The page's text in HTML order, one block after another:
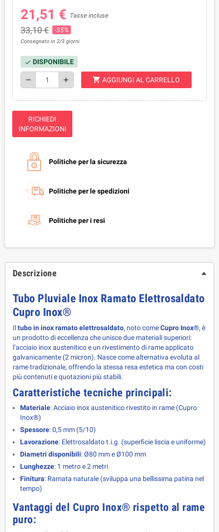
21,51 € Tasse incluse
33,10 € -35%
Consegnato in 2/3 giorni
check DISPONIBILE
remove add shopping_cart AGGIUNGI AL CARRELLO
RICHIEDI
INFORMAZIONI
Politiche per la sicurezza
Politiche per le spedizioni
Politiche per i resi
Descrizione
Tubo Pluviale Inox Ramato Elettrosaldato
Cupro Inox®
Il tubo in inox ramato elettrosaldato, noto come Cupro Inox®, è
un prodotto di eccellenza che unisce due materiali superiori:
l’acciaio inox austenitico e un rivestimento di rame applicato
galvanicamente (2 micron). Nasce come alternativa evoluta al
rame tradizionale, offrendo la stessa resa estetica ma con costi
più contenuti e quotazioni più stabili.
Caratteristiche tecniche principali:
Materiale: Acciaio inox austenitico rivestito in rame (Cupro
Inox®)
Spessore: 0,5 mm (5/10)
Lavorazione: Elettrosaldato t.i.g. (superficie liscia e uniforme)
Diametri disponibili: Ø80 mm e Ø100 mm
Lunghezze: 1 metro e 2 metri
Finitura: Ramata naturale (sviluppa una bellissima patina nel
tempo)
Vantaggi del Cupro Inox® rispetto al rame
puro: